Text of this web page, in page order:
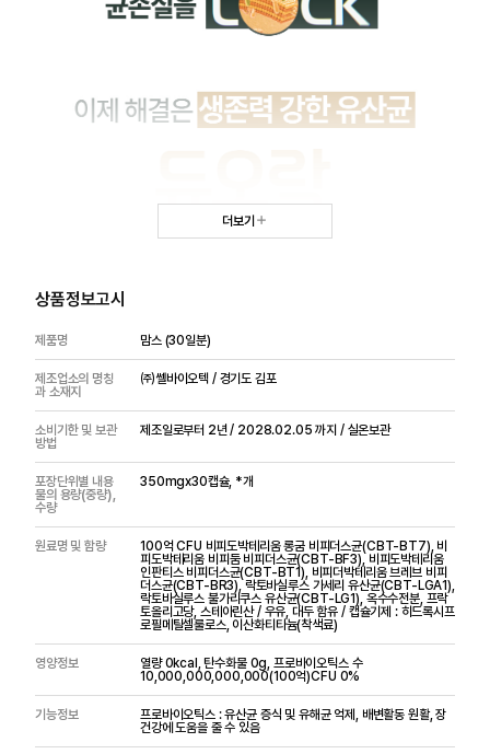
더보기
상품정보고시
제품명 맘스 (30일분)
제조업소의 명칭
과 소재지
㈜쎌바이오텍 / 경기도 김포
소비기한 및 보관
방법
제조일로부터 2년 / 2028.02.05 까지 / 실온보관
포장단위별 내용
물의 용량(중량),
수량
350mgx30캡슐, *개
원료명 및 함량
100억 CFU 비피도박테리움 롱굼 비피더스균(CBT-BT7), 비
피도박테리움 비피둠 비피더스균(CBT-BF3), 비피도박테리움
인판티스 비피더스균(CBT-BT1), 비피더박테리움 브레브 비피
더스균(CBT-BR3), 락토바실루스 가세리 유산균(CBT-LGA1),
락토바실루스 불가리쿠스 유산균(CBT-LG1), 옥수수전분, 프락
토올리고당, 스테아린산 / 우유, 대두 함유 / 캡슐기제 : 히드록시프
로필메틸셀룰로스, 이산화티타늄(착색료)
영양정보
열량 0kcal, 탄수화물 0g, 프로바이오틱스 수
10,000,000,000,000(100억)CFU 0%
기능정보
프로바이오틱스 : 유산균 증식 및 유해균 억제, 배변활동 원활, 장
건강에 도움을 줄 수 있음